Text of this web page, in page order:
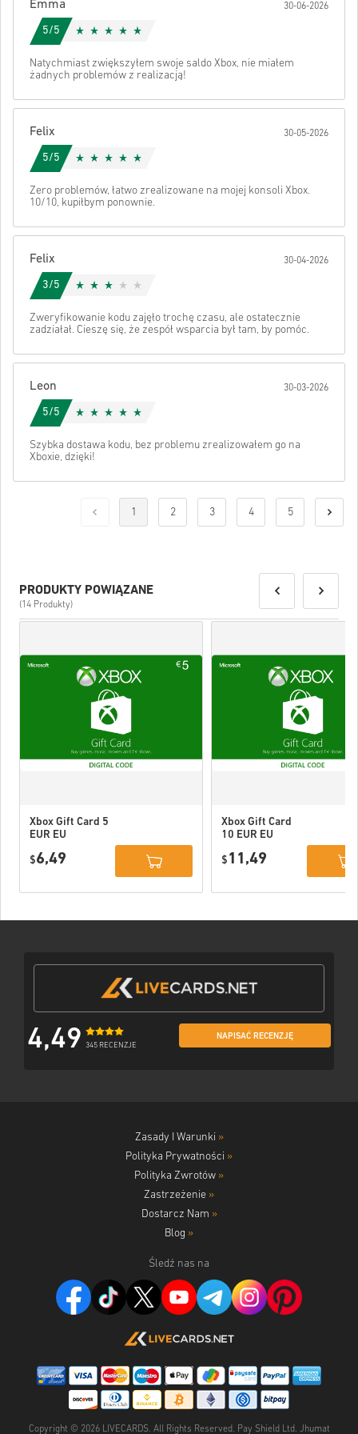
Obejrzyj krótki poradnik powyżej lub wykonaj poniższe kroki 👇
• Wpisz swój adres e-mail
• Wybierz preferowaną metodę płatności
kodu.
Kody te nie mają daty ważności.
Zawartość do pobrania lub produkty DLC — aby zagrać w
to rozszerzenie, musisz mieć oryginalną grę.
W przypadku niektórych produktów możesz otrzymać
więcej niż jeden kod.
Anuluj
Emma 30-06-2026
5/5
Natychmiast zwiększyłem swoje saldo Xbox, nie miałem
żadnych problemów z realizacją!
Felix 30-05-2026
5/5
Zero problemów, łatwo zrealizowane na mojej konsoli Xbox.
10/10, kupiłbym ponownie.
Felix 30-04-2026
3/5
Zweryfikowanie kodu zajęło trochę czasu, ale ostatecznie
zadziałał. Cieszę się, że zespół wsparcia był tam, by pomóc.
Leon 30-03-2026
5/5
Szybka dostawa kodu, bez problemu zrealizowałem go na
Xboxie, dzięki!
1 2 3 4 5
PRODUKTY POWIĄZANE
(14 Produkty)
Xbox Gift Card 5
EUR EU
$6,49
Xbox Gift Card
10 EUR EU
$ 11,49
4,49 345 RECENZJE
NAPISAĆ RECENZJĘ
Zasady I Warunki »
Polityka Prywatności »
Polityka Zwrotów »
Zastrzeżenie »
Dostarcz Nam »
Blog »
Śledź nas na
Copyright © 2026 LIVECARDS. All Rights Reserved. Pay Shield Ltd. Jhumat